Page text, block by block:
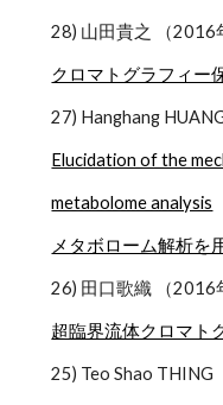
28) 山田貴之 （2016
クロマトグラフィー
27) Hanghang
Elucidation of the
metabolome analysis
メタボローム解析を
26) 田口歌織 （2016
超臨界流体クロマト
25) Teo Shao THING